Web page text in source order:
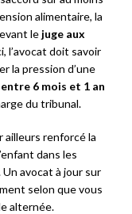
alimentaire, la
le juge aux
l’avocat doit savoir
la pression d’une
entre 6 mois et 1 an
du tribunal.
ailleurs renforcé la
dans les
avocat à jour sur
selon que vous
alternée.